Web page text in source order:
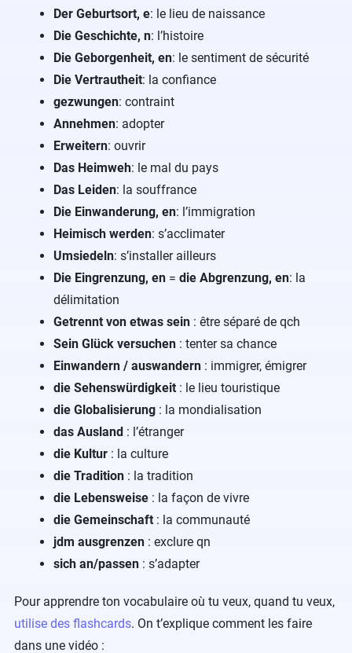
Der Geburtsort, e: le lieu de naissance
Die Geschichte, n: l’histoire
Die Geborgenheit, en: le sentiment de sécurité
Die Vertrautheit: la confiance
gezwungen: contraint
Annehmen: adopter
Erweitern: ouvrir
Das Heimweh: le mal du pays
Das Leiden: la souffrance
Die Einwanderung, en: l’immigration
Heimisch werden: s’acclimater
Umsiedeln: s’installer ailleurs
Die Eingrenzung, en = die Abgrenzung, en: la
délimitation
Getrennt von etwas sein : être séparé de qch
Sein Glück versuchen : tenter sa chance
Einwandern / auswandern : immigrer, émigrer
die Sehenswürdigkeit : le lieu touristique
die Globalisierung : la mondialisation
das Ausland : l’étranger
die Kultur : la culture
die Tradition : la tradition
die Lebensweise : la façon de vivre
die Gemeinschaft : la communauté
jdm ausgrenzen : exclure qn
sich an/passen : s’adapter
Pour apprendre ton vocabulaire où tu veux, quand tu veux,
utilise des flashcards. On t’explique comment les faire
dans une vidéo :